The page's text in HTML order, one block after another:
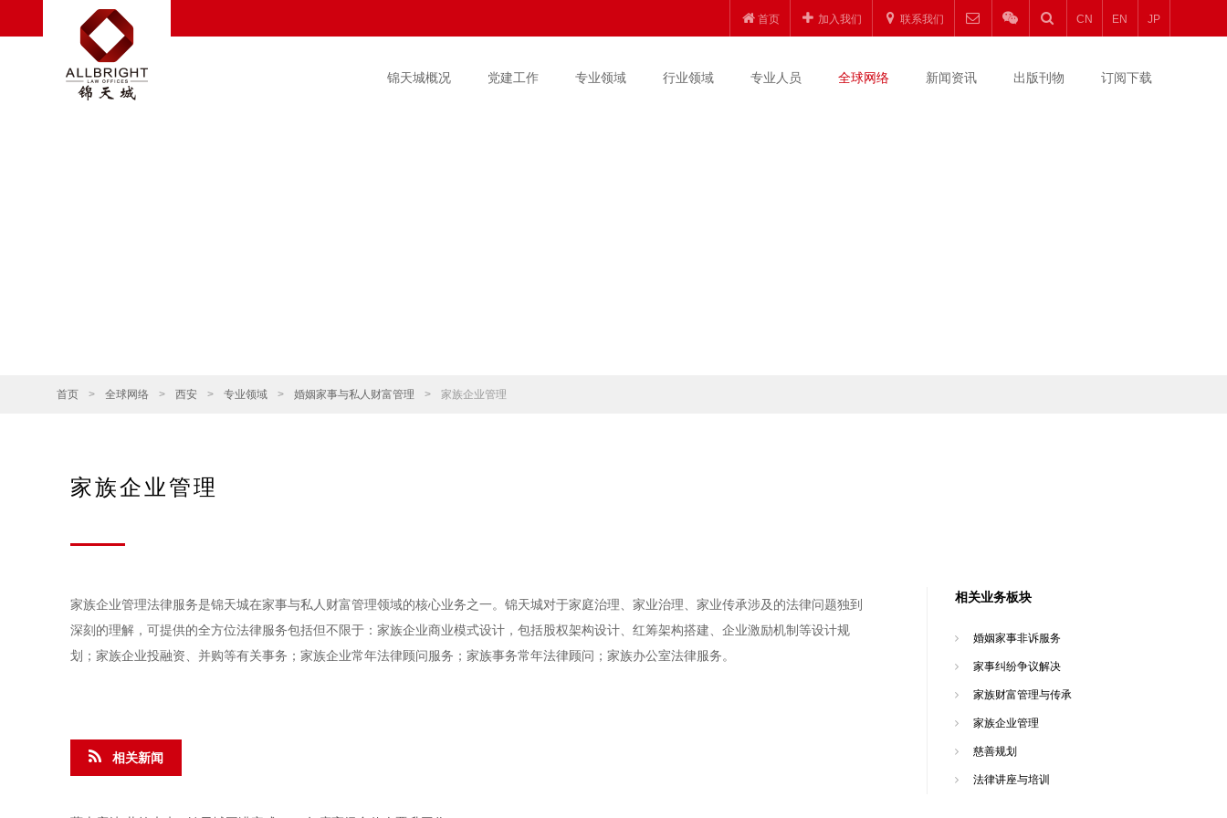
首页 加入我们 联系我们 CN EN JP
锦天城概况 党建工作 专业领域 行业领域 专业人员 全球网络 新闻资讯 出版刊物 订阅下载
首页 > 全球网络 > 西安 > 专业领域 > 婚姻家事与私人财富管理 > 家族企业管理
家族企业管理
家族企业管理法律服务是锦天城在家事与私人财富管理领域的核心业务之一。锦天城对于家庭治理、家业治理、家业传承涉及的法律问题独到
深刻的理解，可提供的全方位法律服务包括但不限于：家族企业商业模式设计，包括股权架构设计、红筹架构搭建、企业激励机制等设计规
划；家族企业投融资、并购等有关事务；家族企业常年法律顾问服务；家族事务常年法律顾问；家族办公室法律服务。
相关新闻
相关业务板块
婚姻家事非诉服务
家事纠纷争议解决
家族财富管理与传承
家族企业管理
慈善规划
法律讲座与培训